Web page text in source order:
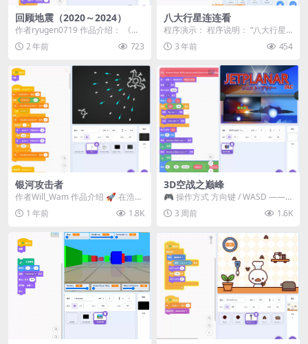
回顾地震（2020～2024）
作者ryugen0719 作品介绍： 《回
顾地震（2020～2024）》是一款
展...2 年前 723
八大行星连连看
程序演示： 程序说明： “八大行星
连连看”是一款基于Scratch编程平
台的教育...
3 年前 454
银河攻击者
作者Will_Wam 作品介绍 🚀 ​​在浩瀚
银河中展开激烈空战！​​ ​​硬核...
1 年前 1.8K
3D空战之巅峰
🎮 操作方式 方向键 / WASD ——
移动 Z / K —— 射击 / 攻击...
3 周前 1.6K